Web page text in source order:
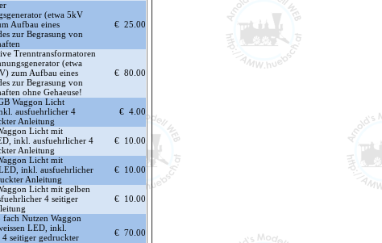
(etwa 5kV
Aufbau eines
zur Begrasung von
€ 25.00
Trenntransformatoren
(etwa
zum Aufbau eines
zur Begrasung von
ohne Gehaeuse!
€ 80.00
Waggon Licht
ausfuehrlicher 4
Anleitung
€ 4.00
Licht mit
inkl. ausfuehrlicher 4
Anleitung
€ 10.00
Licht mit
inkl. ausfuehrlicher
Anleitung
€ 10.00
Licht mit gelben
4 seitiger
€ 10.00
Nutzen Waggon
LED, inkl.
seitiger gedruckter
€ 70.00